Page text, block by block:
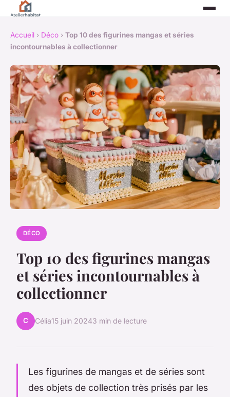
Accueil › Déco › Top 10 des figurines mangas et séries
incontournables à collectionner
DÉCO
Top 10 des figurines mangas
et séries incontournables à
collectionner
C Célia15 juin 20243 min de lecture
Les figurines de mangas et de séries sont
des objets de collection très prisés par les